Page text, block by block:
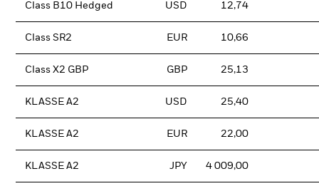
Class B10 Hedged USD 12,74
Class SR2 EUR 10,66
Class X2 GBP GBP 25,13
KLASSE A2 USD 25,40
KLASSE A2 EUR 22,00
KLASSE A2 JPY 4 009,00